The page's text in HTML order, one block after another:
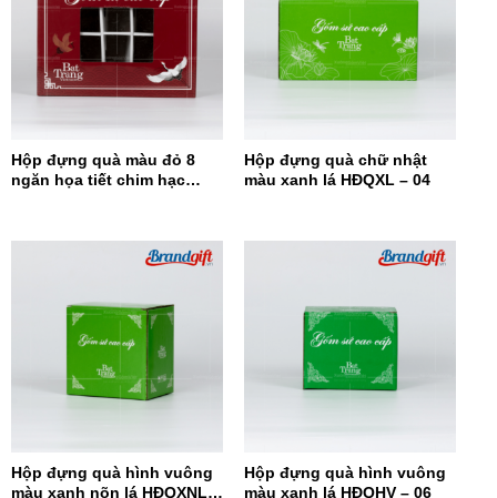
Hộp đựng quà màu đỏ 8
ngăn họa tiết chim hạc
Hộp đựng quà chữ nhật
màu xanh lá HĐQXL – 04
Hộp đựng quà hình vuông
màu xanh nõn lá HĐQXNL –
Hộp đựng quà hình vuông
màu xanh lá HĐQHV – 06